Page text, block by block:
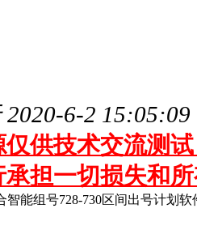
6-2 15:05:09
仅供技术交流测
承担一切损失和
智能组号728-730区间出号计划软